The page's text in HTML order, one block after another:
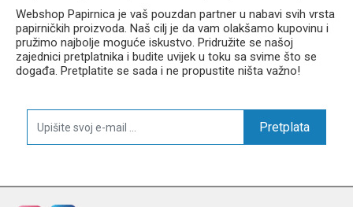
Webshop Papirnica je vaš pouzdan partner u nabavi svih vrsta
papirničkih proizvoda. Naš cilj je da vam olakšamo kupovinu i
pružimo najbolje moguće iskustvo. Pridružite se našoj
zajednici pretplatnika i budite uvijek u toku sa svime što se
događa. Pretplatite se sada i ne propustite ništa važno!
Pretplata